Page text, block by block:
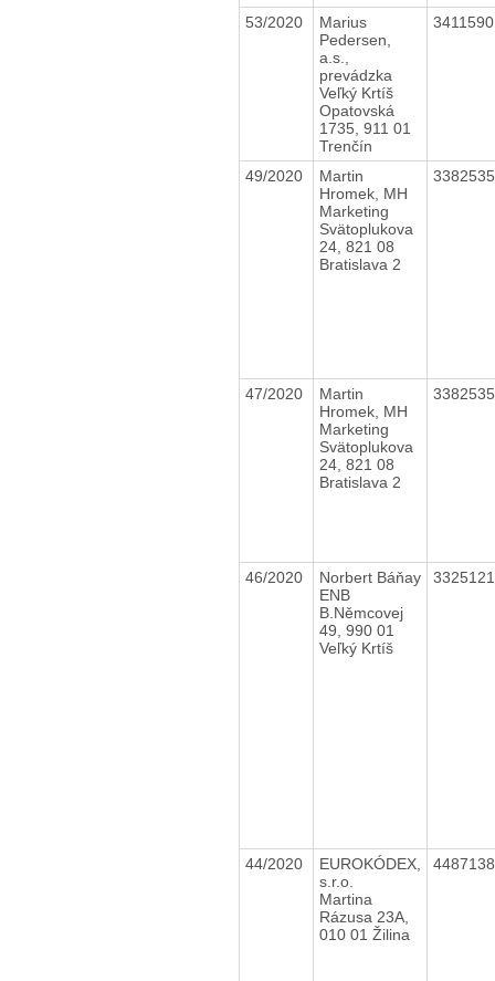
53/2020
Marius
Pedersen,
a.s.,
prevádzka
Veľký Krtíš
Opatovská
1735, 911 01
Trenčín
49/2020
Martin
Hromek, MH
Marketing
Svätoplukova
24, 821 08
Bratislava 2
47/2020
Martin
Hromek, MH
Marketing
Svätoplukova
24, 821 08
Bratislava 2
46/2020
Norbert Báňay
ENB
B.Němcovej
49, 990 01
Veľký Krtíš
44/2020
EUROKÓDEX,
s.r.o.
Martina
Rázusa 23A,
010 01 Žilina